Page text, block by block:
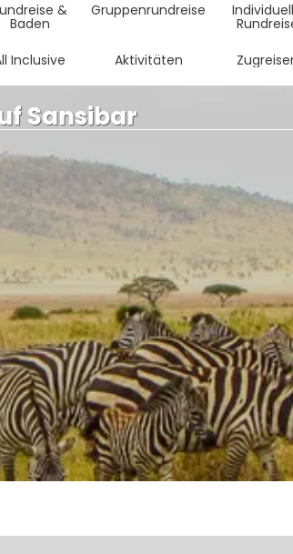
&
Baden
Gruppenrundreise
Inclusive Aktivitäten
Sansibar